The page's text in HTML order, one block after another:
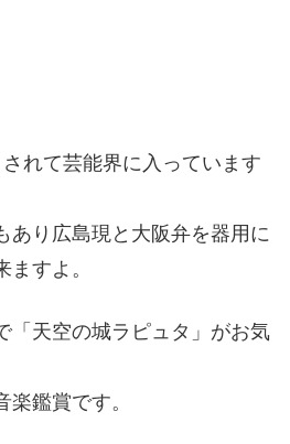
れて芸能界に入っています
あり広島現と大阪弁を器用に
すよ。
「天空の城ラピュタ」がお気
鑑賞です。